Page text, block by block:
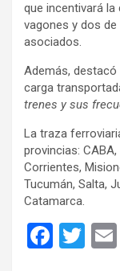
que incentivará
vagones y dos
asociados.
Además, destacó
carga
trenes y sus
La traza
provincias:
Corrientes,
Tucumán, Salta,
Catamarca.
F
T